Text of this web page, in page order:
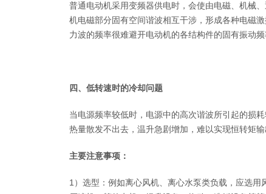
普通电动机采用变频器供电时，会使由电磁、机械
机电磁部分固有空间谐波相互干涉，形成各种电磁
力波的频率很难避开电动机的各结构件的固有振动频
四、低转速时的冷却问题
当电源频率较低时，电源中的高次谐波所引起的损
热量散发不出去，温升急剧增加，难以实现恒转矩输
主要注意事项：
1）选型：例如离心风机、离心水泵类负载，应选用